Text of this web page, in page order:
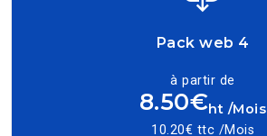
Pack web 4
à partir de
8.50€ht /Mois
10.20€ ttc /Mois